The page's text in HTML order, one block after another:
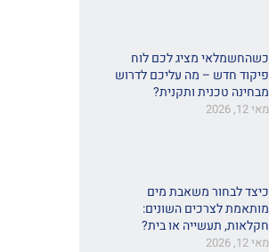
כשהחשמלאי מציג לכם לוח
פיקוד חדש – מה עליכם לדרוש
מבחינה טכנית ותקנית?
מאי 12, 2026
כיצד לבחור משאבת מים
מותאמת לצרכים השונים:
חקלאות, תעשייה או בית?
מאי 12, 2026